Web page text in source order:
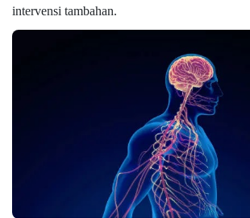
intervensi tambahan.